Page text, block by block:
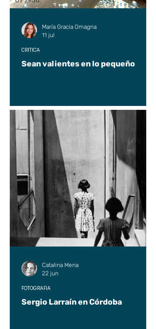
Sean valientes en lo pequeño
CRÍTICA
María Gracia Omagna
11 jul
Sergio Larraín en Córdoba
FOTOGRAFÍA
Catalina Mena
22 jun